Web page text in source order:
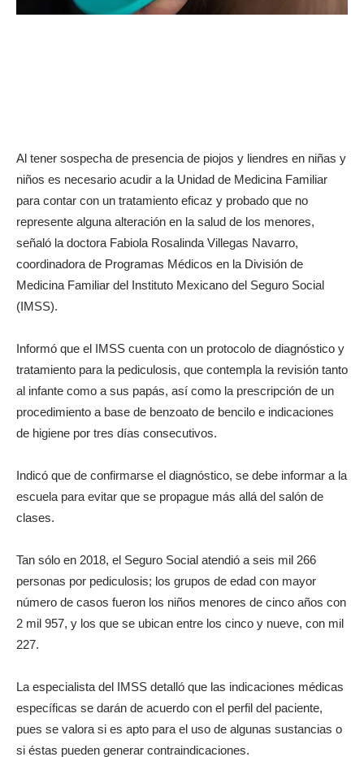
Al tener sospecha de presencia de piojos y liendres en niñas y
niños es necesario acudir a la Unidad de Medicina Familiar
para contar con un tratamiento eficaz y probado que no
represente alguna alteración en la salud de los menores,
señaló la doctora Fabiola Rosalinda Villegas Navarro,
coordinadora de Programas Médicos en la División de
Medicina Familiar del Instituto Mexicano del Seguro Social
(IMSS).
Informó que el IMSS cuenta con un protocolo de diagnóstico y
tratamiento para la pediculosis, que contempla la revisión tanto
al infante como a sus papás, así como la prescripción de un
procedimiento a base de benzoato de bencilo e indicaciones
de higiene por tres días consecutivos.
Indicó que de confirmarse el diagnóstico, se debe informar a la
escuela para evitar que se propague más allá del salón de
clases.
Tan sólo en 2018, el Seguro Social atendió a seis mil 266
personas por pediculosis; los grupos de edad con mayor
número de casos fueron los niños menores de cinco años con
2 mil 957, y los que se ubican entre los cinco y nueve, con mil
227.
La especialista del IMSS detalló que las indicaciones médicas
específicas se darán de acuerdo con el perfil del paciente,
pues se valora si es apto para el uso de algunas sustancias o
si éstas pueden generar contraindicaciones.